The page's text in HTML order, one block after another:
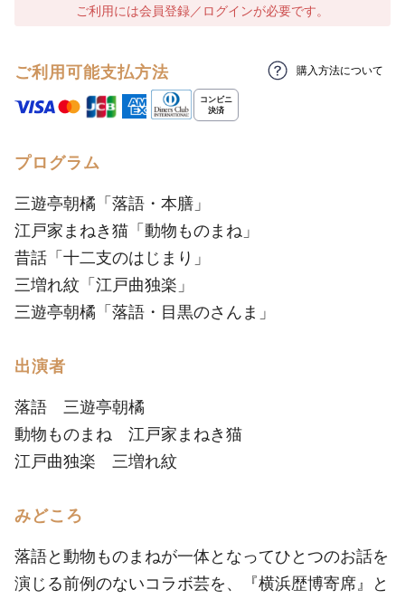
ご利用には会員登録／ログインが必要です。
ご利用可能支払方法 購入方法について
プログラム
三遊亭朝橘「落語・本膳」
江戸家まねき猫「動物ものまね」
昔話「十二支のはじまり」
三増れ紋「江戸曲独楽」
三遊亭朝橘「落語・目黒のさんま」
出演者
落語 三遊亭朝橘
動物ものまね 江戸家まねき猫
江戸曲独楽 三増れ紋
みどころ
落語と動物ものまねが一体となってひとつのお話を
演じる前例のないコラボ芸を、『横浜歴博寄席』と